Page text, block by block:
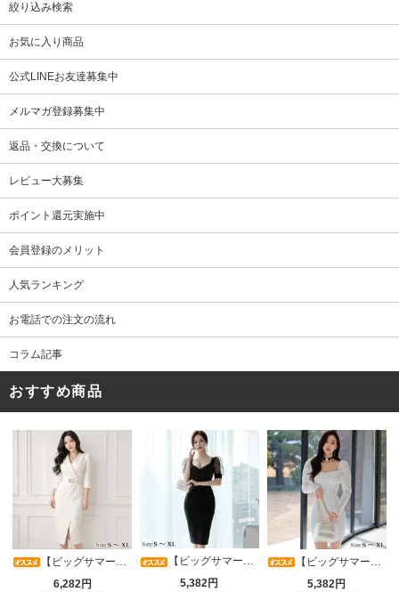
絞り込み検索
お気に入り商品
公式LINEお友達募集中
メルマガ登録募集中
返品・交換について
レビュー大募集
ポイント還元実施中
会員登録のメリット
人気ランキング
お電話での注文の流れ
コラム記事
おすすめ商品
【ビッグサマーセール対象品】アシメカシュクール7分袖ワンピース(キャバドレス・CABARETDRESS)
6,282円
【ビッグサマーセール対象品】光沢シアースリーブが軽やかなカシュクールVネックドレープミディドレス(キャバドレス・CABARETDRESS)
5,382円
【ビッグサマーセール対象品】ラグジュアリーオーナメントレースパフスリーブワンピース(キャバドレス・CABARETDRESS)
5,382円